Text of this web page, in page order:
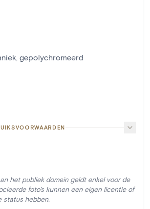
, gepolychromeerd
het publiek domein geldt enkel voor de
foto's kunnen een eigen licentie of
status hebben.